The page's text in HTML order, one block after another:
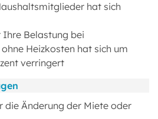
hat sich
Belastung bei
Heizkosten hat sich um
verringert
die Änderung der Miete oder